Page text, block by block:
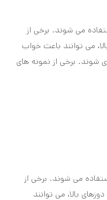
می شوند. برخی از
می توانند باعث خواب
برخی از نمونه های
می شوند. برخی از
بالا، می توانند